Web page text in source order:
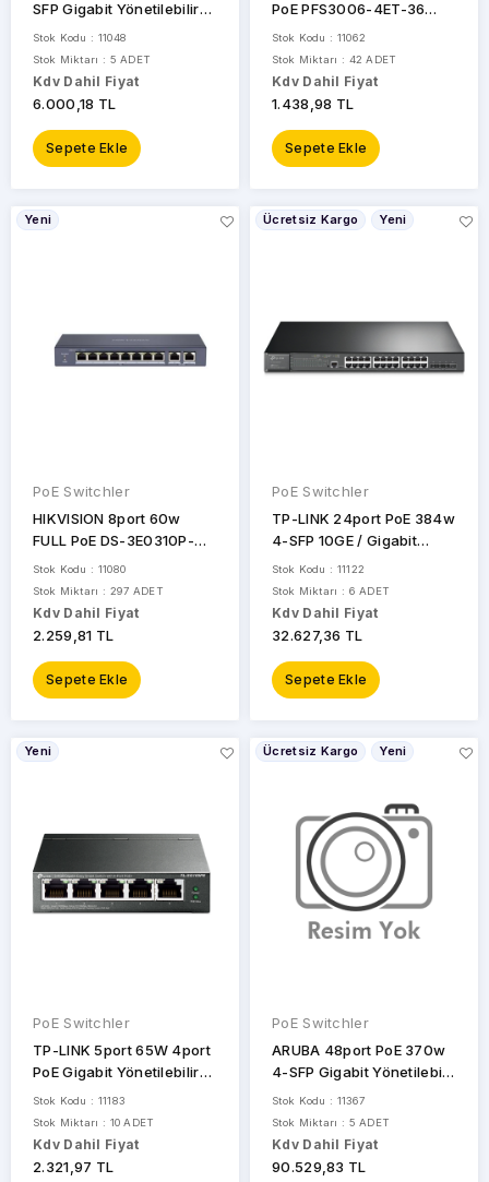
SFP Gigabit Yönetilebilir
Switch TL-SG2210P
Stok Kodu : 11048
Stok Miktarı : 5 ADET
Kdv Dahil Fiyat
6.000,18 TL
Sepete Ekle
PoE PFS3006-4ET-36
10/100 2X-UPLINK
Yönetilemez Switch
Stok Kodu : 11062
Stok Miktarı : 42 ADET
Kdv Dahil Fiyat
1.438,98 TL
Sepete Ekle
Yeni
PoE Switchler
HIKVISION 8port 60w
FULL PoE DS-3E0310P-
E/M 10/100 2X-UPLINK
Yönetilemez Switch Metal
Stok Kodu : 11080
Stok Miktarı : 297 ADET
Kdv Dahil Fiyat
2.259,81 TL
Sepete Ekle
Ücretsiz Kargo Yeni
PoE Switchler
TP-LINK 24port PoE 384w
4-SFP 10GE / Gigabit
Yönetilebilir Switch TL-
SG3428XMP
Stok Kodu : 11122
Stok Miktarı : 6 ADET
Kdv Dahil Fiyat
32.627,36 TL
Sepete Ekle
Yeni
PoE Switchler
TP-LINK 5port 65W 4port
PoE Gigabit Yönetilebilir
Switch TL-SG105PE
Stok Kodu : 11183
Stok Miktarı : 10 ADET
Kdv Dahil Fiyat
2.321,97 TL
Ücretsiz Kargo Yeni
PoE Switchler
ARUBA 48port PoE 370w
4-SFP Gigabit Yönetilebilir
Switch 6100 JL675A
Stok Kodu : 11367
Stok Miktarı : 5 ADET
Kdv Dahil Fiyat
90.529,83 TL